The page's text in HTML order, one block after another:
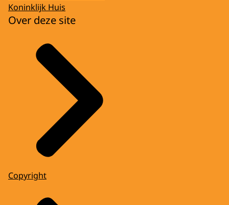
Koninklijk Huis
Over deze site
Copyright